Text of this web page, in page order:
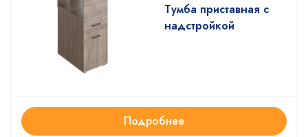
Тумба приставная с
надстройкой
Подробнее